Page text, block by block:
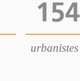
154
urbanistes